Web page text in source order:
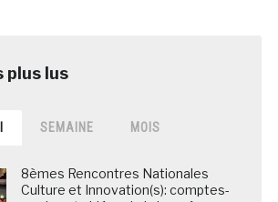
SEMAINE MOIS
8èmes Rencontres Nationales
Culture et Innovation(s): comptes-